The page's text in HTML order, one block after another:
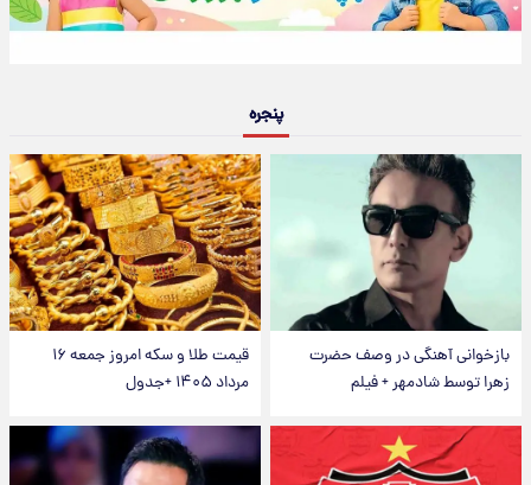
پنجره
بازخوانی آهنگی در وصف حضرت
زهرا توسط شادمهر + فیلم
قیمت طلا و سکه امروز جمعه ۱۶
مرداد ۱۴۰۵ +جدول